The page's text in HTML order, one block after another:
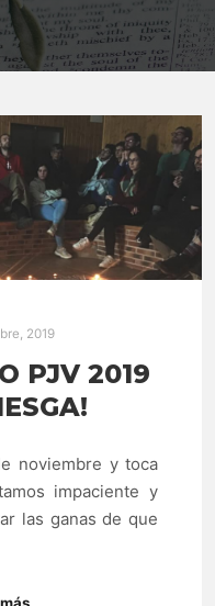
2019
PJV 2019
noviembre y toca
impaciente y
las ganas de que